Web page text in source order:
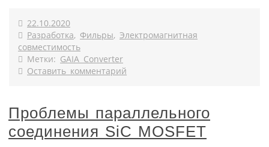
22.10.2020
Разработка, Фильры, Электромагнитная
совместимость
Метки: GAIA Converter
Оставить комментарий
Проблемы параллельного
соединения SiC MOSFET